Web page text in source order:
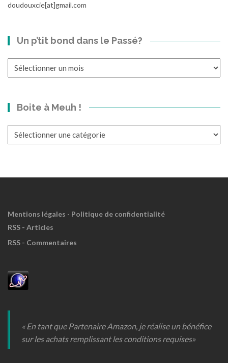
doudouxcie[at]gmail.com
Un p’tit bond dans le Passé?
Boite à Meuh !
Mentions légales - Politique de confidentialité
RSS - Articles
RSS - Commentaires
« En tant que Partenaire Amazon, je réalise un bénéfice
sur les achats remplissant les conditions requises»